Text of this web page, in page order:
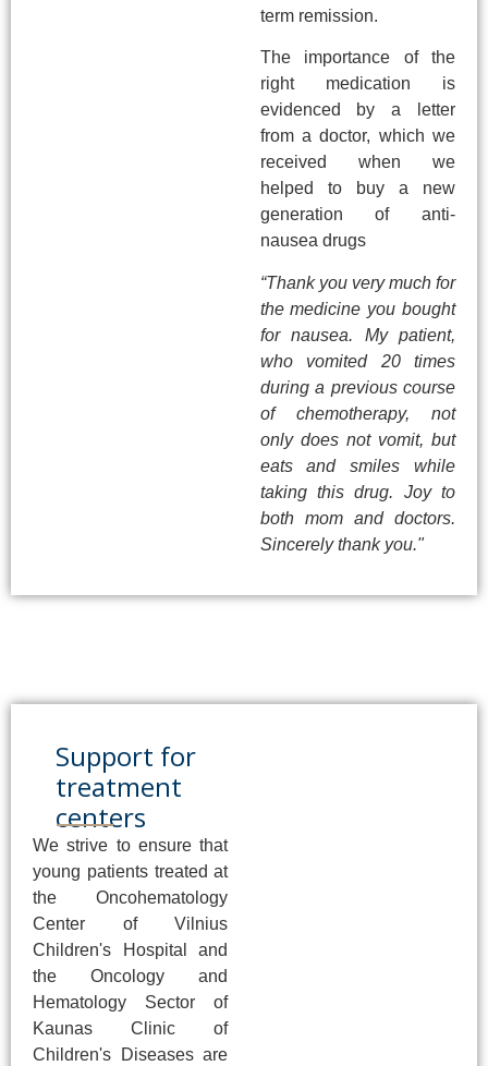
term remission.
The importance of the
right medication is
evidenced by a letter
from a doctor, which we
received when we
helped to buy a new
generation of anti-
nausea drugs
“Thank you very much for
the medicine you bought
for nausea. My patient,
who vomited 20 times
during a previous course
of chemotherapy, not
only does not vomit, but
eats and smiles while
taking this drug. Joy to
both mom and doctors.
Sincerely thank you."
Support for
treatment
centers
We strive to ensure that
young patients treated at
the Oncohematology
Center of Vilnius
Children's Hospital and
the Oncology and
Hematology Sector of
Kaunas Clinic of
Children's Diseases are